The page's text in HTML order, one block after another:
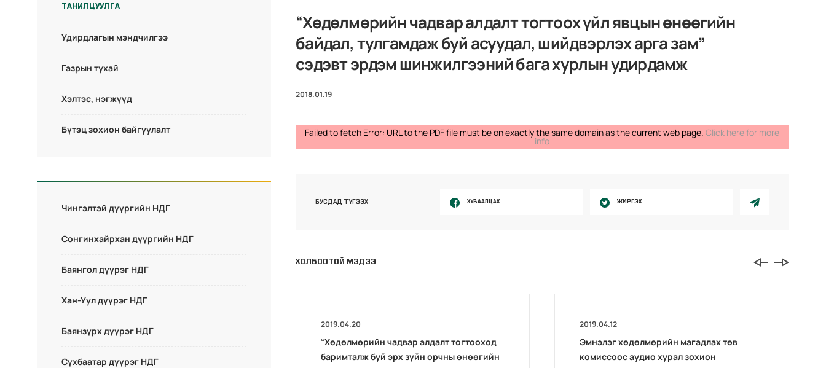
ТАНИЛЦУУЛГА
Удирдлагын мэндчилгээ
Газрын тухай
Хэлтэс, нэгжүүд
Бүтэц зохион байгуулалт
Чингэлтэй дүүргийн НДГ
Сонгинхайрхан дүүргийн НДГ
Баянгол дүүрэг НДГ
Хан-Уул дүүрэг НДГ
Баянзүрх дүүрэг НДГ
Сүхбаатар дүүрэг НДГ
“Хөдөлмөрийн чадвар алдалт тогтоох үйл явцын өнөөгийн
байдал, тулгамдаж буй асуудал, шийдвэрлэх арга зам”
сэдэвт эрдэм шинжилгээний бага хурлын удирдамж
2018.01.19
Failed to fetch Error: URL to the PDF file must be on exactly the same domain as the current web page.Click here for more
info
БУСДАД ТҮГЭЭХ ХУВААЛЦАХ ЖИРГЭХ
ХОЛБООТОЙ МЭДЭЭ
2019.04.20
“Хөдөлмөрийн чадвар алдалт тогтооход
баримталж буй эрх зүйн орчны өнөөгийн
2019.04.12
Эмнэлэг хөдөлмөрийн магадлах төв
комиссоос аудио хурал зохион